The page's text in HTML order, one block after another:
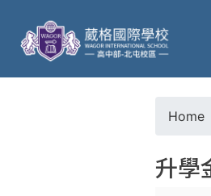
葳
格
o
Home
升學